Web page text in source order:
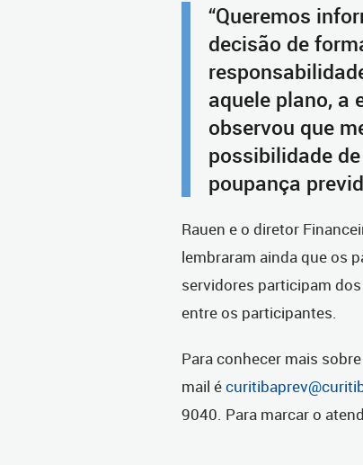
“Queremos
decisão de
aquele plano, a
observou que
possibilidade
poupança
Rauen e o diretor
lembraram ainda que os
servidores participam
entre os participantes.
Para conhecer mais
mail é
9040. Para marcar o